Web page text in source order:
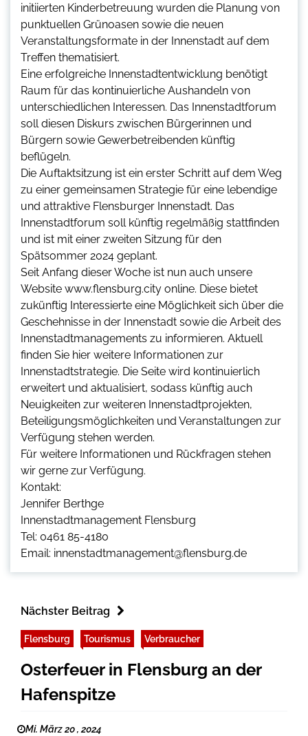
initiierten Kinderbetreuung wurden die Planung von
punktuellen Grünoasen sowie die neuen
Veranstaltungsformate in der Innenstadt auf dem
Treffen thematisiert.
Eine erfolgreiche Innenstadtentwicklung benötigt
Raum für das kontinuierliche Aushandeln von
unterschiedlichen Interessen. Das Innenstadtforum
soll diesen Diskurs zwischen Bürgerinnen und
Bürgern sowie Gewerbetreibenden künftig
beflügeln.
Die Auftaktsitzung ist ein erster Schritt auf dem Weg
zu einer gemeinsamen Strategie für eine lebendige
und attraktive Flensburger Innenstadt. Das
Innenstadtforum soll künftig regelmäßig stattfinden
und ist mit einer zweiten Sitzung für den
Spätsommer 2024 geplant.
Seit Anfang dieser Woche ist nun auch unsere
Website www.flensburg.city online. Diese bietet
zukünftig Interessierte eine Möglichkeit sich über die
Geschehnisse in der Innenstadt sowie die Arbeit des
Innenstadtmanagements zu informieren. Aktuell
finden Sie hier weitere Informationen zur
Innenstadtstrategie. Die Seite wird kontinuierlich
erweitert und aktualisiert, sodass künftig auch
Neuigkeiten zur weiteren Innenstadtprojekten,
Beteiligungsmöglichkeiten und Veranstaltungen zur
Verfügung stehen werden.
Für weitere Informationen und Rückfragen stehen
wir gerne zur Verfügung.
Kontakt:
Jennifer Berthge
Innenstadtmanagement Flensburg
Tel: 0461 85-4180
Email: innenstadtmanagement@flensburg.de
Nächster Beitrag
Flensburg Tourismus Verbraucher
Osterfeuer in Flensburg an der
Hafenspitze
Mi. März 20 , 2024